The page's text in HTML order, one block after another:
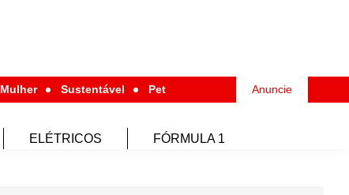
Mulher Sustentável Pet Anuncie
ELÉTRICOS FÓRMULA 1